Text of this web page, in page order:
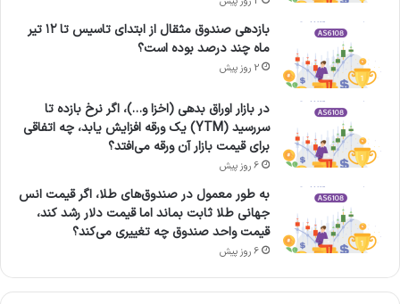
بازدهی صندوق مثقال از ابتدای تاسیس تا ۱۲ تیر
ماه چند درصد بوده است؟
2 روز پیش
در بازار اوراق بدهی (اخزا و…)، اگر نرخ بازده تا
سررسید (YTM) یک ورقه افزایش یابد، چه اتفاقی
برای قیمت بازار آن ورقه می‌افتد؟
6 روز پیش
به طور معمول در صندوق‌های طلا، اگر قیمت انس
جهانی طلا ثابت بماند اما قیمت دلار رشد کند،
قیمت واحد صندوق چه تغییری می‌کند؟
6 روز پیش